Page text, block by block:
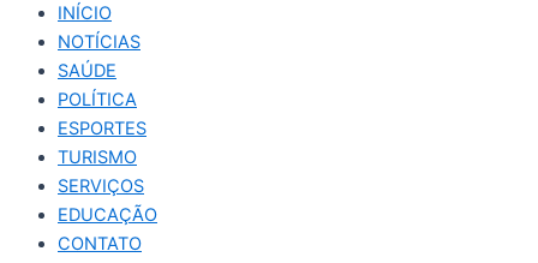
INÍCIO
NOTÍCIAS
SAÚDE
POLÍTICA
ESPORTES
TURISMO
SERVIÇOS
EDUCAÇÃO
CONTATO